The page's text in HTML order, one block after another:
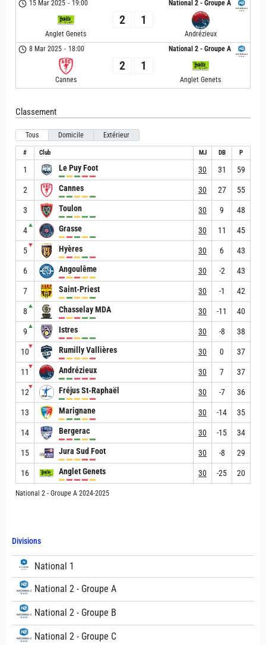
Divisions
National 1
National 2 - Groupe A
National 2 - Groupe B
National 2 - Groupe C
National 2 - Groupe A
15 Mar 2025 - 19:00
Anglet Genets
2 1
Andrézieux
National 2 - Groupe A
8 Mar 2025 - 18:00
Cannes
2 1
Anglet Genets
Classement
Tous Domicile Extérieur
# Club MJ DB P
1 Le Puy Foot 30 31 59
2 Cannes 30 27 55
3 Toulon 30 9 48
4
▲ Grasse 30 11 45
5
▼ Hyères 30 6 43
6 Angoulême 30 -2 43
7 Saint-Priest 30 -1 42
8
▲ Chasselay MDA 30 -11 40
9
▲ Istres 30 -8 38
10
▼ Rumilly Vallières 30 0 37
11
▼ Andrézieux 30 7 37
12
▼ Fréjus St-Raphaël 30 -7 36
13 Marignane 30 -14 35
14 Bergerac 30 -15 34
15 Jura Sud Foot 30 -8 29
16 Anglet Genets 30 -25 20
National 2 - Groupe A 2024-2025